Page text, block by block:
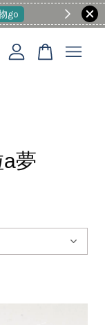
go 童裝
夢
的。